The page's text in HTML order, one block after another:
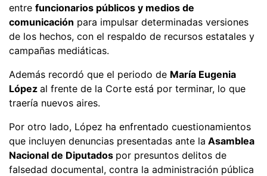
entre funcionarios públicos y medios de
comunicación para impulsar determinadas versiones
de los hechos, con el respaldo de recursos estatales y
campañas mediáticas.
Además recordó que el periodo de María Eugenia
López al frente de la Corte está por terminar, lo que
traería nuevos aires.
Por otro lado, López ha enfrentado cuestionamientos
que incluyen denuncias presentadas ante la Asamblea
Nacional de Diputados por presuntos delitos de
falsedad documental, contra la administración pública